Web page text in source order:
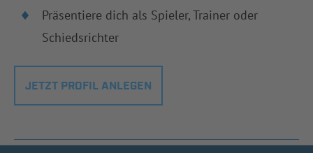
Präsentiere dich als Spieler, Trainer oder
Schiedsrichter
JETZT PROFIL ANLEGEN